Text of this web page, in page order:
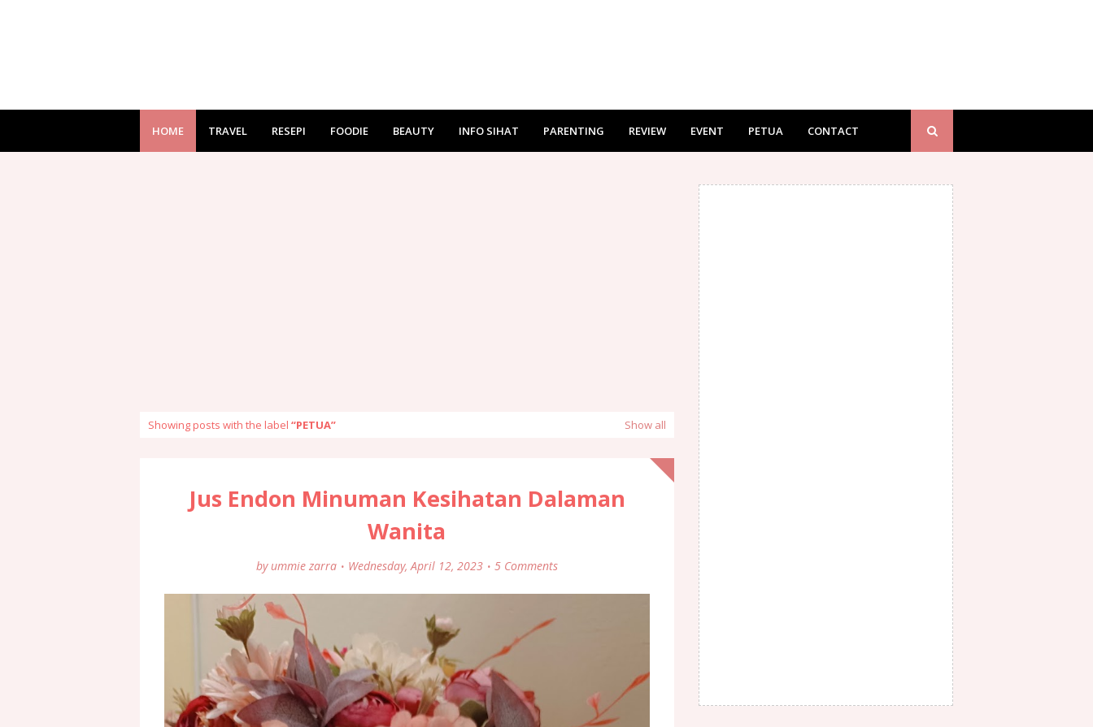
HOME TRAVEL RESEPI FOODIE BEAUTY INFO SIHAT PARENTING REVIEW EVENT PETUA CONTACT
Showing posts with the label PETUA Show all
Jus Endon Minuman Kesihatan Dalaman
Wanita
by ummie zarra Wednesday, April 12, 2023 5 Comments